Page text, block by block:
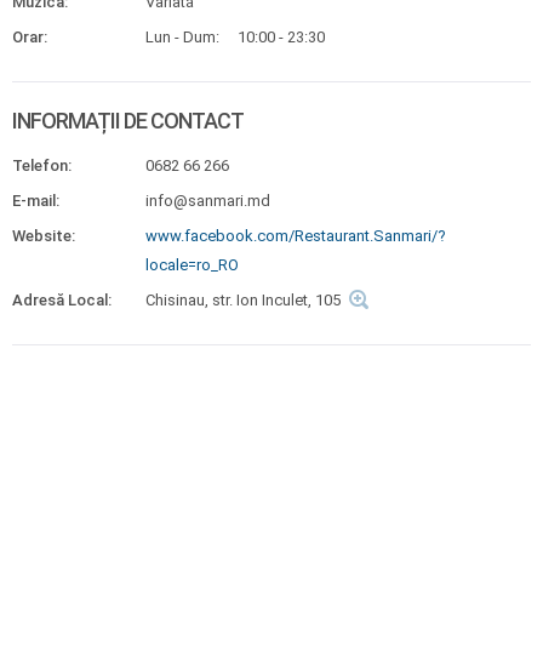
Orar:
Lun - Dum: 10:00 - 23:30
INFORMAȚII DE CONTACT
Telefon:
0682 66 266
E-mail:
info@sanmari.md
Website:
www.facebook.com/Restaurant.Sanmari/?
locale=ro_RO
Adresă Local:
Chisinau, str. Ion Inculet, 105